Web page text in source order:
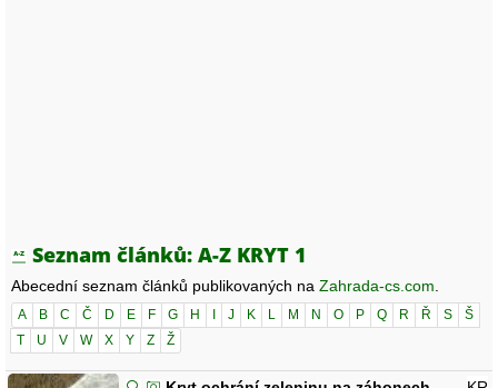
Seznam článků: A-Z KRYT 1
Abecední seznam článků publikovaných na Zahrada-cs.com
A B C Č D E F G H J K L M N O P Q R Ř S
Š
T
U V W X Y Z Ž